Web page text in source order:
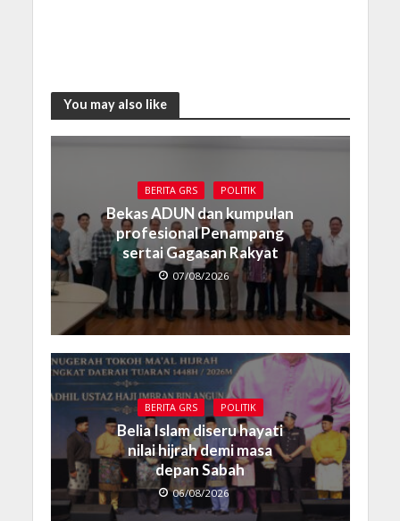
You may also like
BERITA GRS POLITIK
Bekas ADUN dan kumpulan
profesional Penampang
sertai Gagasan Rakyat
07/08/2026
BERITA GRS POLITIK
Belia Islam diseru hayati
nilai hijrah demi masa
depan Sabah
06/08/2026